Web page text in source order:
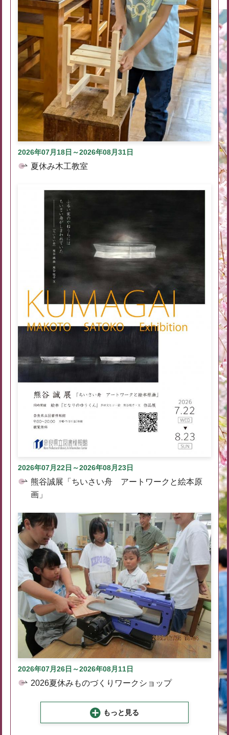
2026年07月18日～2026年08月31日
夏休み木工教室
2026年07月22日～2026年08月23日
熊谷誠展「ちいさい舟 アートワークと絵本原
画」
2026年07月26日～2026年08月11日
2026夏休みものづくりワークショップ
もっと見る